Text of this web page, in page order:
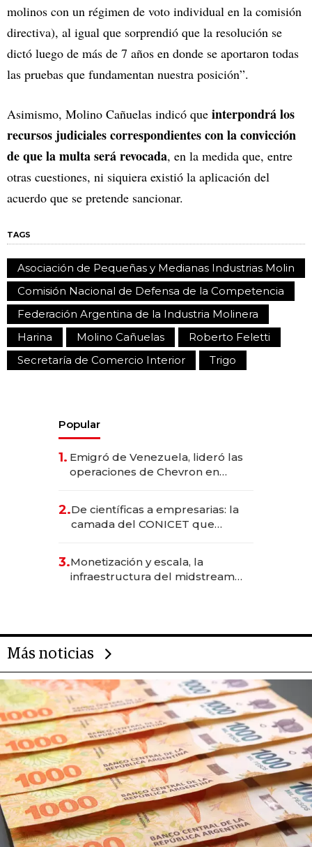
molinos con un régimen de voto individual en la comisión
directiva), al igual que sorprendió que la resolución se
dictó luego de más de 7 años en donde se aportaron todas
las pruebas que fundamentan nuestra posición”.
Asimismo, Molino Cañuelas indicó que interpondrá los
recursos judiciales correspondientes con la convicción
de que la multa será revocada, en la medida que, entre
otras cuestiones, ni siquiera existió la aplicación del
acuerdo que se pretende sancionar.
TAGS
Asociación de Pequeñas y Medianas Industrias Molin
Comisión Nacional de Defensa de la Competencia
Federación Argentina de la Industria Molinera
Harina
Molino Cañuelas
Roberto Feletti
Secretaría de Comercio Interior
Trigo
Popular
1. Emigró de Venezuela, lideró las
operaciones de Chevron en
2.De científicas a empresarias: la
camada del CONICET que
3.Monetización y escala, la
infraestructura del midstream
Más noticias